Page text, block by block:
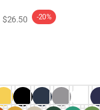
$26.50 -20%